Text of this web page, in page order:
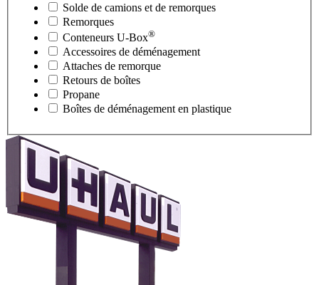
Solde de camions et de remorques
Remorques
Conteneurs U-Box®
Accessoires de déménagement
Attaches de remorque
Retours de boîtes
Propane
Boîtes de déménagement en plastique